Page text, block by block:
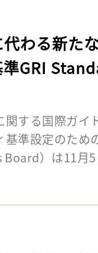
代わる新た
準GRI
する国際ガイ
基準設定のた
）は11月